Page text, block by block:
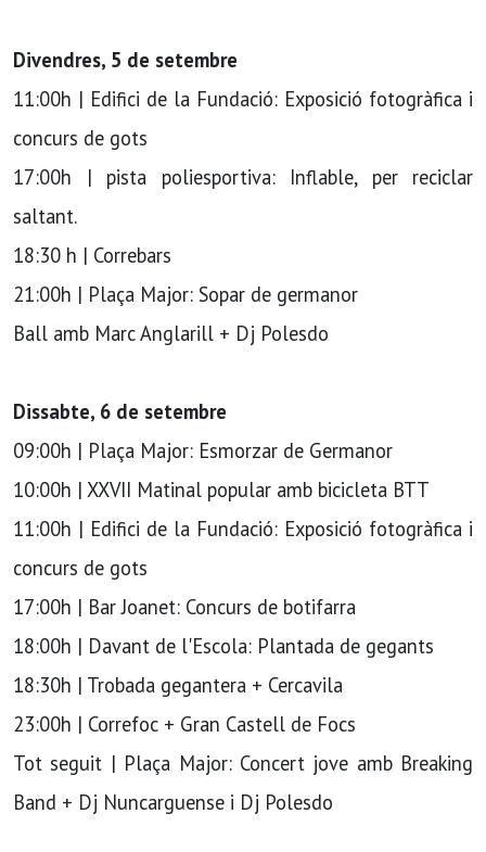
Divendres, 5 de setembre
11:00h | Edifici de la Fundació: Exposició fotogràfica i
concurs de gots
17:00h | pista poliesportiva: Inflable, per reciclar
saltant.
18:30 h | Correbars
21:00h | Plaça Major: Sopar de germanor
Ball amb Marc Anglarill + Dj Polesdo
Dissabte, 6 de setembre
09:00h | Plaça Major: Esmorzar de Germanor
10:00h | XXVII Matinal popular amb bicicleta BTT
11:00h | Edifici de la Fundació: Exposició fotogràfica i
concurs de gots
17:00h | Bar Joanet: Concurs de botifarra
18:00h | Davant de l'Escola: Plantada de gegants
18:30h | Trobada gegantera + Cercavila
23:00h | Correfoc + Gran Castell de Focs
Tot seguit | Plaça Major: Concert jove amb Breaking
Band + Dj Nuncarguense i Dj Polesdo